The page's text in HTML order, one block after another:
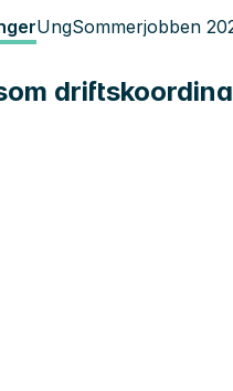
UngSommerjobben